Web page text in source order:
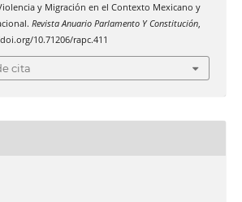
y Migración en el Contexto Mexicano y
Revista Anuario Parlamento Y Constitución,
10.71206/rapc.411
cita